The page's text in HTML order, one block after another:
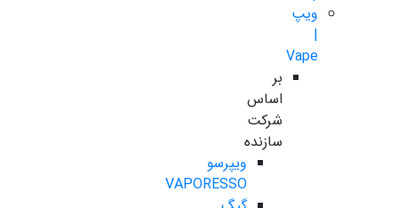
ویپ
|
Vape
بر
اساس
شرکت
سازنده
ویپرسو
VAPORESSO